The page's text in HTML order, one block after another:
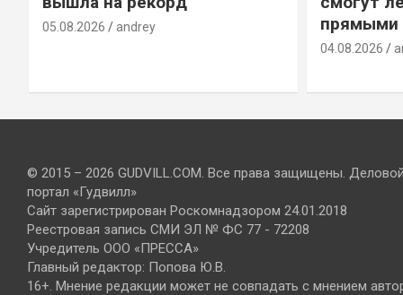
05.08.2026 andrey
прямыми
04.08.2026
© 2015 – 2026 GUDVILL.COM. Все права защищены.
портал «Гудвилл»
Сайт зарегистрирован Роскомнадзором 24.01.2018
Реестровая запись СМИ ЭЛ № ФС 77 - 72208
Учредитель ООО «ПРЕССА»
Главный редактор: Попова Ю.В.
16+. Мнение редакции может не совпадать с мнением